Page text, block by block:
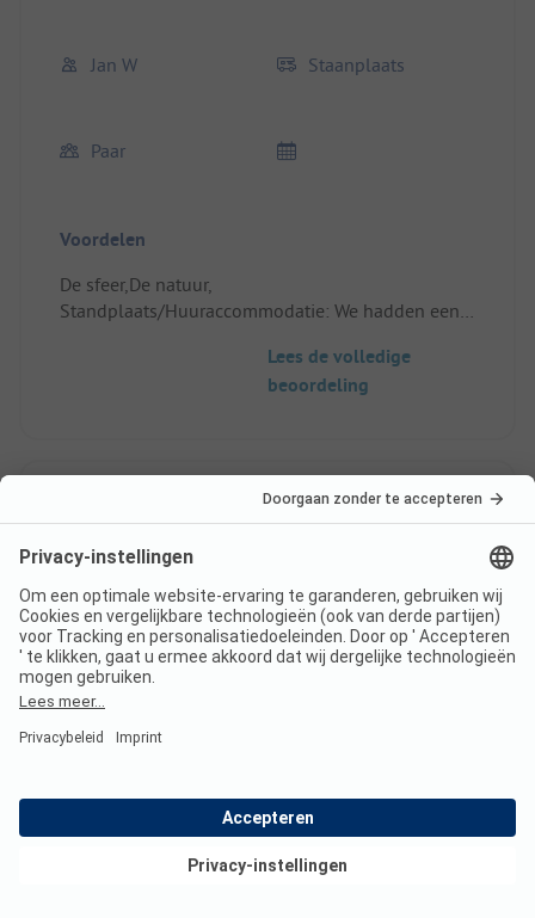
Jan W Staanplaats
Paar
Voordelen
De sfeer,De natuur,
Standplaats/Huuraccommodatie: We hadden een
Lees de volledige
beoordeling
Super vriendelijke
beheerder
Gabriele H Staanplaats
Bekijk deals